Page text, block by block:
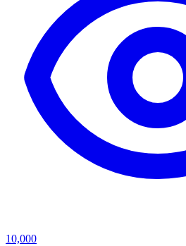
10,000